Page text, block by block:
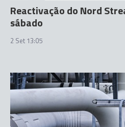
Reactivação do Nord
sábado
2 Set 13:05